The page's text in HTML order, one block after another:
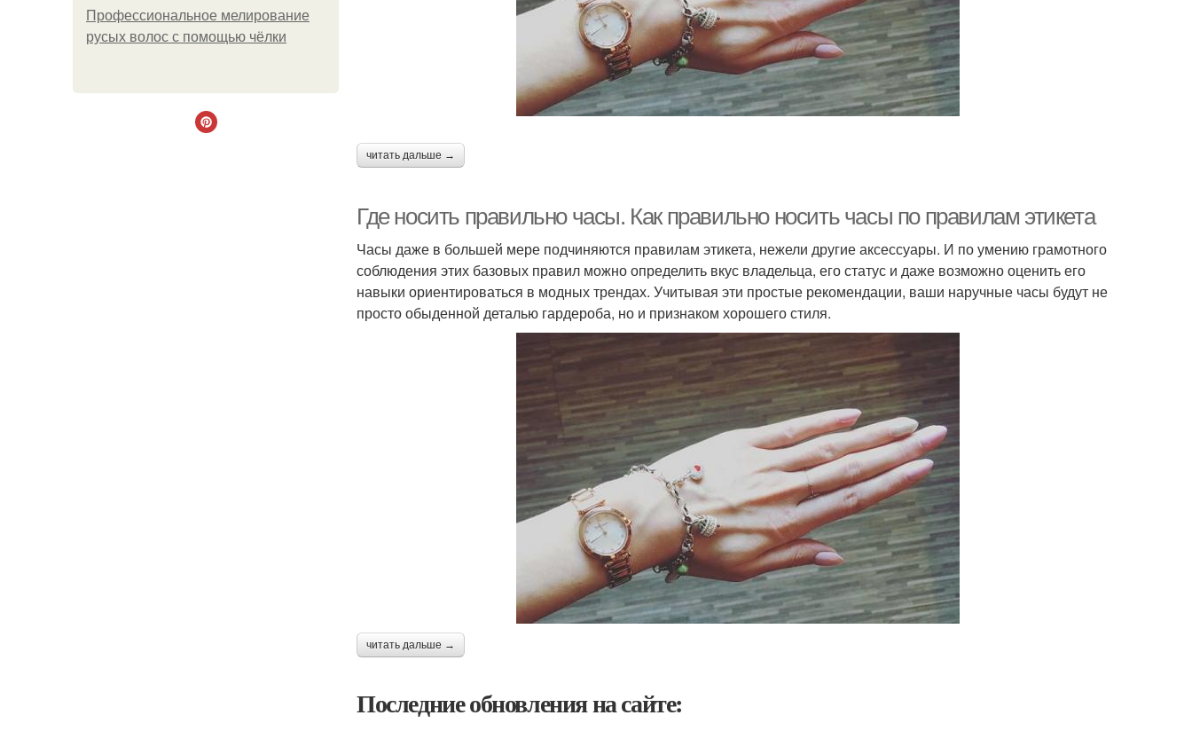
Профессиональное мелирование
русых волос с помощью чёлки
читать дальше →
Где носить правильно часы. Как правильно носить часы по правилам этикета
Часы даже в большей мере подчиняются правилам этикета, нежели другие аксессуары. И по умению грамотного
соблюдения этих базовых правил можно определить вкус владельца, его статус и даже возможно оценить его
навыки ориентироваться в модных трендах. Учитывая эти простые рекомендации, ваши наручные часы будут не
просто обыденной деталью гардероба, но и признаком хорошего стиля.
читать дальше →
Последние обновления на сайте: